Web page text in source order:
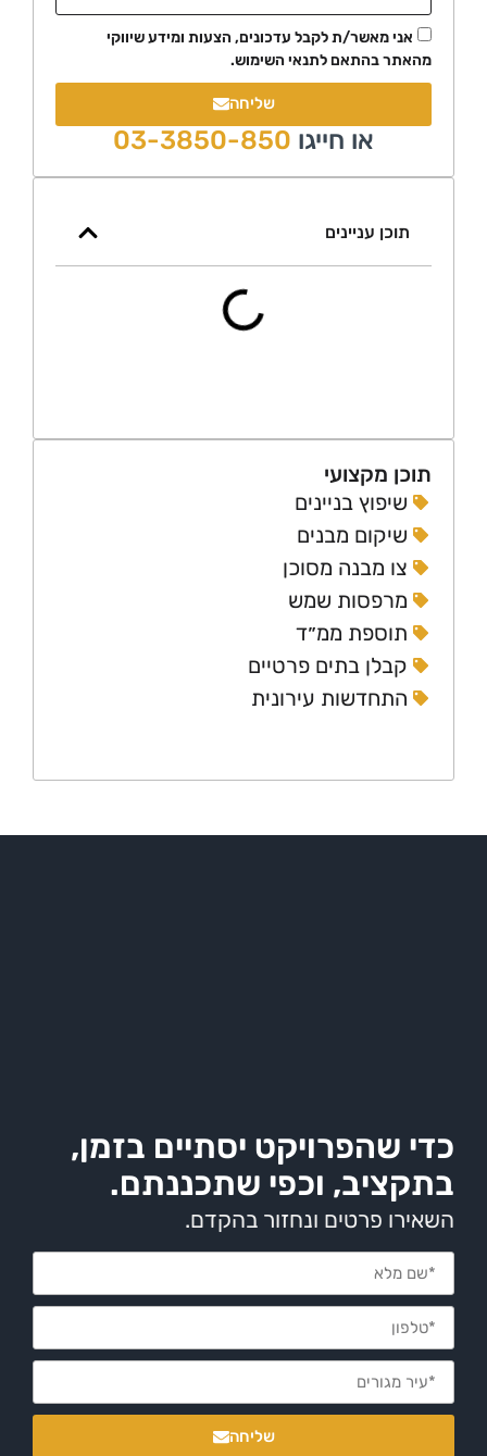
מאשר/ת לקבל עדכונים, הצעות ומידע שיווקי
בהתאם לתנאי השימוש.
03-3850-850
מקצועי
בניינים
מבנים
מבנה מסוכן
שמש
ממ״ד
בתים פרטיים
עירונית
יסתיים בזמן,
וכפי שתכננתם.
פרטים ונחזור בהקדם.